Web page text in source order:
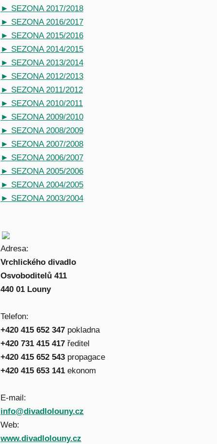
► SEZONA 2017/2018
► SEZONA 2016/2017
► SEZONA 2015/2016
► SEZONA 2014/2015
► SEZONA 2013/2014
► SEZONA 2012/2013
► SEZONA 2011/2012
► SEZONA 2010/2011
► SEZONA 2009/2010
► SEZONA 2008/2009
► SEZONA 2007/2008
► SEZONA 2006/2007
► SEZONA 2005/2006
► SEZONA 2004/2005
► SEZONA 2003/2004
Adresa:
Vrchlického divadlo
Osvoboditelů 411
440 01 Louny
Telefon:
+420 415 652 347 pokladna
+420 731 415 417 ředitel
+420 415 652 543 propagace
+420 415 653 141 ekonom
E-mail:
info@divadlolouny.cz
Web:
www.divadlolouny.cz